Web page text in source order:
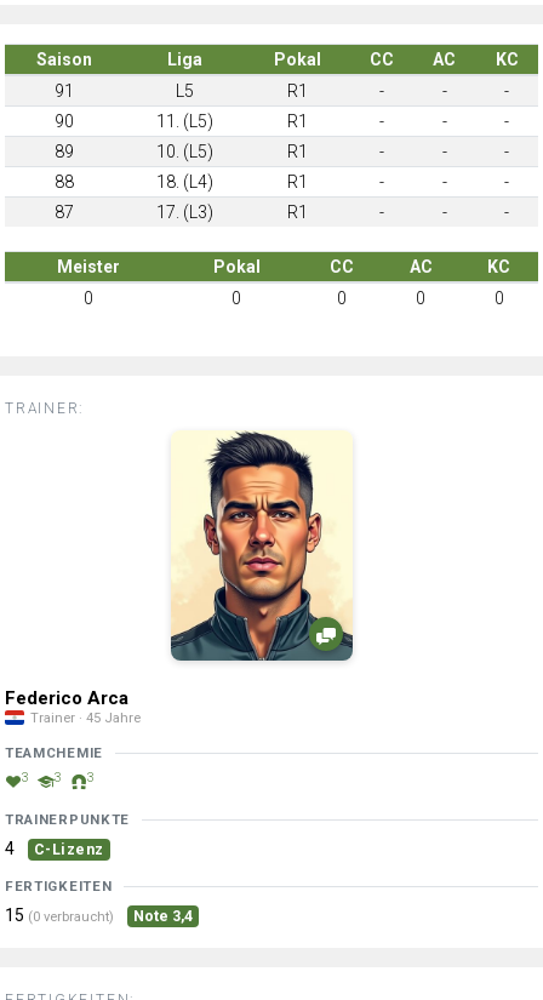
Saison Liga Pokal CC AC
KC
91
L5 R1 - -
-
90
11. (L5) R1 - -
-
89
10. (L5) R1 - -
-
88
18. (L4) R1 - -
-
87
17. (L3) R1 - - -
Meister Pokal CC AC
KC
0
0 0 0 0
TRAINER:
Federico Arca
Trainer · 45 Jahre
TEAMCHEMIE
3 3 3
TRAINERPUNKTE
4 C-Lizenz
FERTIGKEITEN
15 (0 verbraucht) Note 3,4